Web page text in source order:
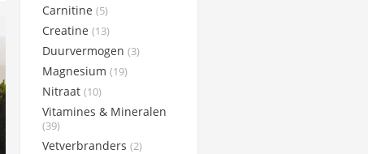
Sportsbalm
Superheraw
Taste of Nature
WCUP
Winaar Socks
Carnitine (5)
Creatine (13)
Duurvermogen (3)
Magnesium (19)
Nitraat (10)
Vitamines & Mineralen
(39)
Vetverbranders (2)